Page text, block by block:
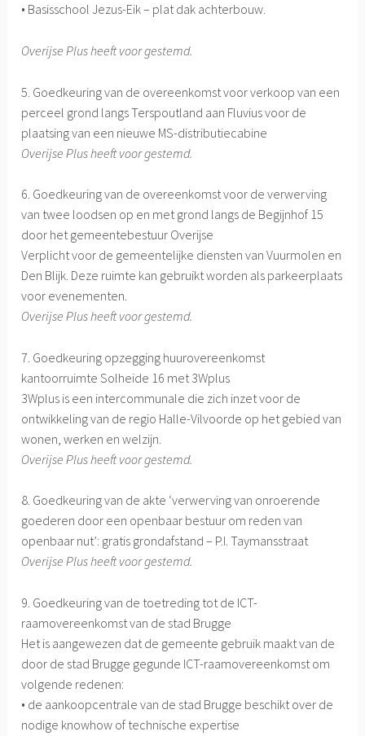
• Basisschool Jezus-Eik – plat dak achterbouw.
Overijse Plus heeft voor gestemd.
5. Goedkeuring van de overeenkomst voor verkoop van een
perceel grond langs Terspoutland aan Fluvius voor de
plaatsing van een nieuwe MS-distributiecabine
Overijse Plus heeft voor gestemd.
6. Goedkeuring van de overeenkomst voor de verwerving
van twee loodsen op en met grond langs de Begijnhof 15
door het gemeentebestuur Overijse
Verplicht voor de gemeentelijke diensten van Vuurmolen en
Den Blijk. Deze ruimte kan gebruikt worden als parkeerplaats
voor evenementen.
Overijse Plus heeft voor gestemd.
7. Goedkeuring opzegging huurovereenkomst
kantoorruimte Solheide 16 met 3Wplus
3Wplus is een intercommunale die zich inzet voor de
ontwikkeling van de regio Halle-Vilvoorde op het gebied van
wonen, werken en welzijn.
Overijse Plus heeft voor gestemd.
8. Goedkeuring van de akte ‘verwerving van onroerende
goederen door een openbaar bestuur om reden van
openbaar nut’: gratis grondafstand – P.I. Taymansstraat
Overijse Plus heeft voor gestemd.
9. Goedkeuring van de toetreding tot de ICT-
raamovereenkomst van de stad Brugge
Het is aangewezen dat de gemeente gebruik maakt van de
door de stad Brugge gegunde ICT-raamovereenkomst om
volgende redenen:
• de aankoopcentrale van de stad Brugge beschikt over de
nodige knowhow of technische expertise